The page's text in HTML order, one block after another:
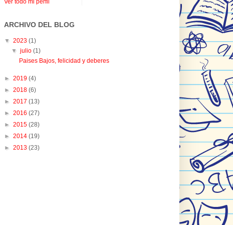
Ver todo mi perfil
ARCHIVO DEL BLOG
▼ 2023 (1)
▼julio(1)
Paises Bajos, felicidad y deberes
► 2019 (4)
► 2018 (6)
► 2017 (13)
► 2016 (27)
► 2015 (28)
► 2014 (19)
► 2013 (23)